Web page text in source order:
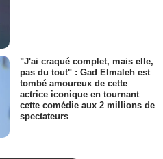
"J'ai craqué complet, mais elle,
pas du tout" : Gad Elmaleh est
tombé amoureux de cette
actrice iconique en tournant
cette comédie aux 2 millions de
spectateurs